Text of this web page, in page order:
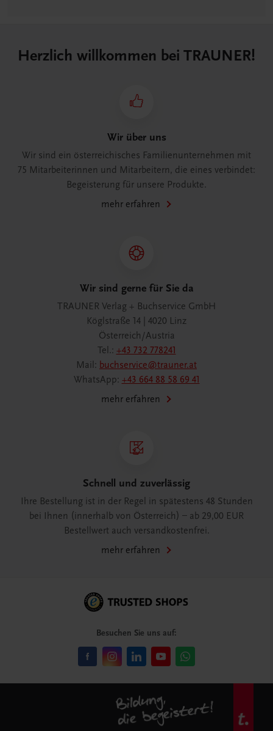
Herzlich willkommen bei TRAUNER!
Wir über uns
Wir sind ein österreichisches Familienunternehmen mit
75 Mitarbeiterinnen und Mitarbeitern, die eines verbindet:
Begeisterung für unsere Produkte.
mehr erfahren
Wir sind gerne für Sie da
TRAUNER Verlag + Buchservice GmbH
Köglstraße 14 | 4020 Linz
Österreich/Austria
Tel.: +43 732 778241
Mail: buchservice@trauner.at
WhatsApp: +43 664 88 58 69 41
mehr erfahren
Schnell und zuverlässig
Ihre Bestellung ist in der Regel in spätestens 48 Stunden
bei Ihnen (innerhalb von Österreich) – ab 29,00 EUR
Bestellwert auch versandkostenfrei.
mehr erfahren
Besuchen Sie uns auf: